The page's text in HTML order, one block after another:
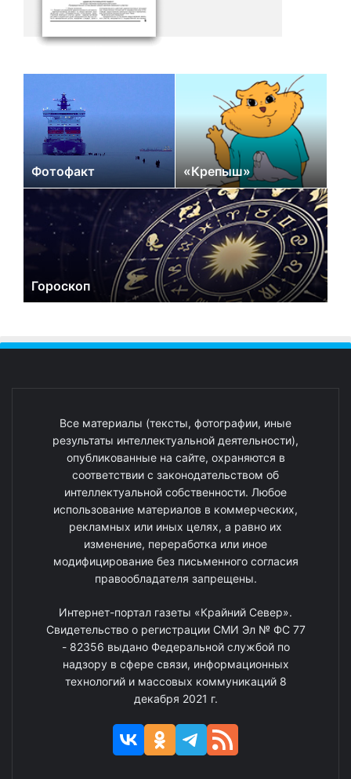
Фотофакт «Крепыш»
Гороскоп
Все материалы (тексты, фотографии, иные
результаты интеллектуальной деятельности),
опубликованные на сайте, охраняются в
соответствии с законодательством об
интеллектуальной собственности. Любое
использование материалов в коммерческих,
рекламных или иных целях, а равно их
изменение, переработка или иное
модифицирование без письменного согласия
правообладателя запрещены.
Интернет-портал газеты «Крайний Север».
Свидетельство о регистрации СМИ Эл № ФС 77
- 82356 выдано Федеральной службой по
надзору в сфере связи, информационных
технологий и массовых коммуникаций 8
декабря 2021 г.